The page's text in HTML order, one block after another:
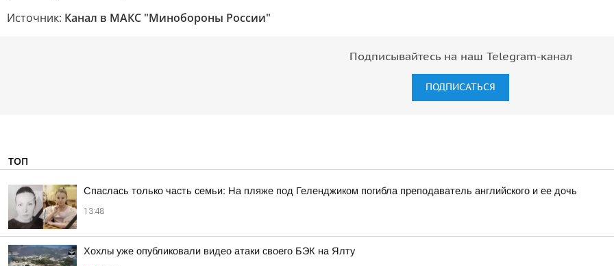
Источник: Канал в МАКС "Минобороны России"
Подписывайтесь на наш Telegram-канал
ПОДПИСАТЬСЯ
ТОП
Спаслась только часть семьи: На пляже под Геленджиком погибла преподаватель английского и ее дочь
13:48
Хохлы уже опубликовали видео атаки своего БЭК на Ялту